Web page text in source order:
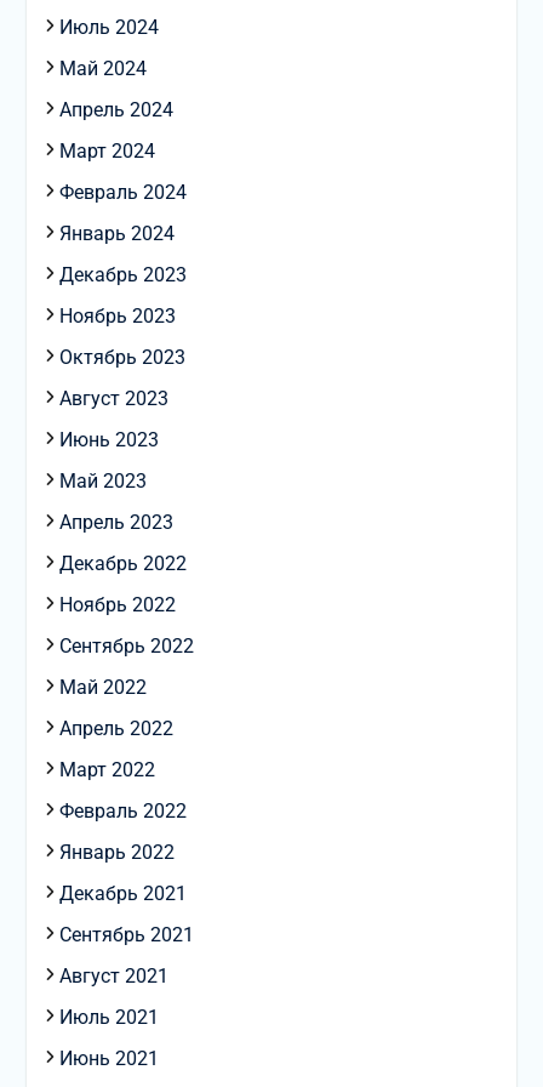
Июль 2024
Май 2024
Апрель 2024
Март 2024
Февраль 2024
Январь 2024
Декабрь 2023
Ноябрь 2023
Октябрь 2023
Август 2023
Июнь 2023
Май 2023
Апрель 2023
Декабрь 2022
Ноябрь 2022
Сентябрь 2022
Май 2022
Апрель 2022
Март 2022
Февраль 2022
Январь 2022
Декабрь 2021
Сентябрь 2021
Август 2021
Июль 2021
Июнь 2021